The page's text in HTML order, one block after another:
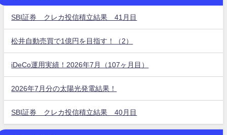
SBI証券 クレカ投信積立結果 41月目
松井自動売買で1億円を目指す！（2）
iDeCo運用実績！2026年7月（107ヶ月目）
2026年7月分の太陽光発電結果！
SBI証券 クレカ投信積立結果 40月目